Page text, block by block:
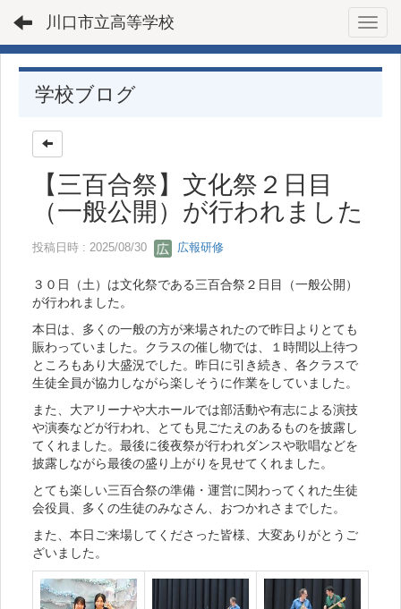
川口市立高等学校
学校ブログ
【三百合祭】文化祭２日目
（一般公開）が行われました
投稿日時 : 2025/08/30 広報研修
３０日（土）は文化祭である三百合祭２日目（一般公開）
が行われました。
本日は、多くの一般の方が来場されたので昨日よりとても
賑わっていました。クラスの催し物では、１時間以上待つ
ところもあり大盛況でした。昨日に引き続き、各クラスで
生徒全員が協力しながら楽しそうに作業をしていました。
また、大アリーナや大ホールでは部活動や有志による演技
や演奏などが行われ、とても見ごたえのあるものを披露し
てくれました。最後に後夜祭が行われダンスや歌唱などを
披露しながら最後の盛り上がりを見せてくれました。
とても楽しい三百合祭の準備・運営に関わってくれた生徒
会役員、多くの生徒のみなさん、おつかれさまでした。
また、本日ご来場してくださった皆様、大変ありがとうご
ざいました。